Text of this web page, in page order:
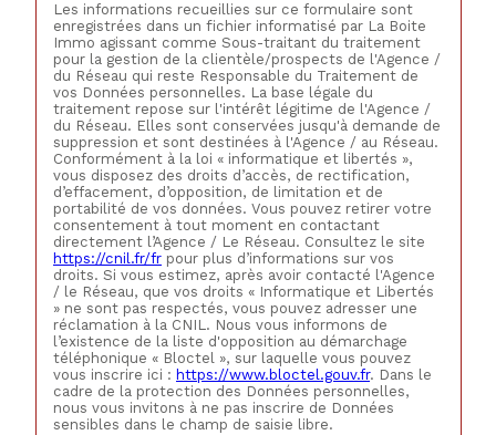
Les informations recueillies sur ce formulaire sont
enregistrées dans un fichier informatisé par La Boite
Immo agissant comme Sous-traitant du traitement
pour la gestion de la clientèle/prospects de l'Agence /
du Réseau qui reste Responsable du Traitement de
vos Données personnelles. La base légale du
traitement repose sur l'intérêt légitime de l'Agence /
du Réseau. Elles sont conservées jusqu'à demande de
suppression et sont destinées à l'Agence / au Réseau.
Conformément à la loi « informatique et libertés »,
vous disposez des droits d’accès, de rectification,
d’effacement, d’opposition, de limitation et de
portabilité de vos données. Vous pouvez retirer votre
consentement à tout moment en contactant
directement l’Agence / Le Réseau. Consultez le site
https://cnil.fr/fr pour plus d’informations sur vos
droits. Si vous estimez, après avoir contacté l'Agence
/ le Réseau, que vos droits « Informatique et Libertés
» ne sont pas respectés, vous pouvez adresser une
réclamation à la CNIL. Nous vous informons de
l’existence de la liste d'opposition au démarchage
téléphonique « Bloctel », sur laquelle vous pouvez
vous inscrire ici : https://www.bloctel.gouv.fr. Dans le
cadre de la protection des Données personnelles,
nous vous invitons à ne pas inscrire de Données
sensibles dans le champ de saisie libre.